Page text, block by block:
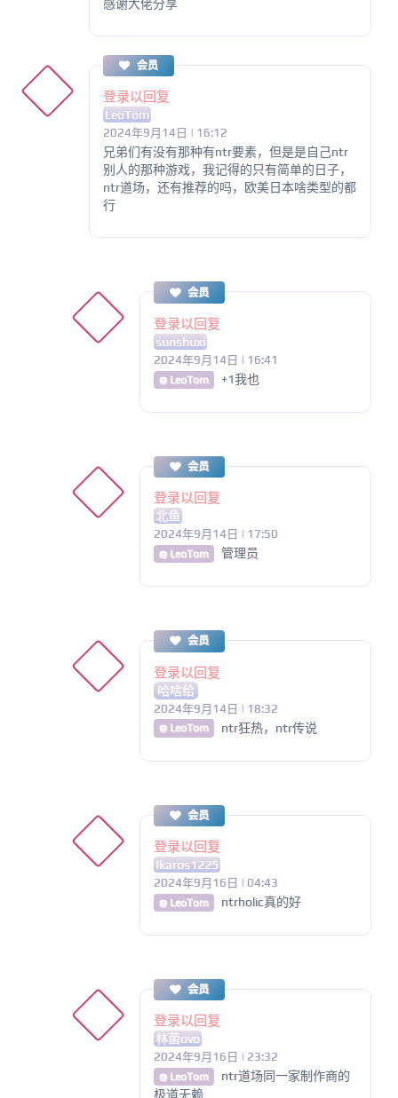
感谢大佬分享
会员
登录以回复
LeoTom
2024年9月14日 | 16:12
兄弟们有没有那种有ntr要素，但是是自己ntr
别人的那种游戏，我记得的只有简单的日子，
ntr道场，还有推荐的吗，欧美日本啥类型的都
行
会员
登录以回复
sunshuxi
2024年9月14日 | 16:41
@ LeoTom +1我也
会员
登录以回复
北鱼
2024年9月14日 | 17:50
@ LeoTom 管理员
会员
登录以回复
哈啥给
2024年9月14日 | 18:32
@ LeoTom ntr狂热，ntr传说
会员
登录以回复
Ikaros1225
2024年9月16日 | 04:43
@ LeoTom ntrholic真的好
会员
登录以回复
林菌ovo
2024年9月16日 | 23:32
@ LeoTom
ntr道场同一家制作商的
极道无赖